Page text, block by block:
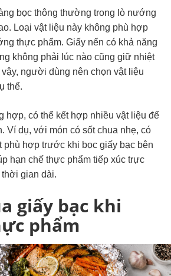
bọc thông thường trong lò nướng
Loại vật liệu này không phù hợp
thực phẩm. Giấy nến có khả năng
không phải lúc nào cũng giữ nhiệt
người dùng nên chọn vật liệu
thể.
hợp, có thể kết hợp nhiều vật liệu để
Ví dụ, với món có sốt chua nhẹ, có
phù hợp trước khi bọc giấy bạc bên
hạn chế thực phẩm tiếp xúc trực
gian dài.
giấy bạc khi
phẩm